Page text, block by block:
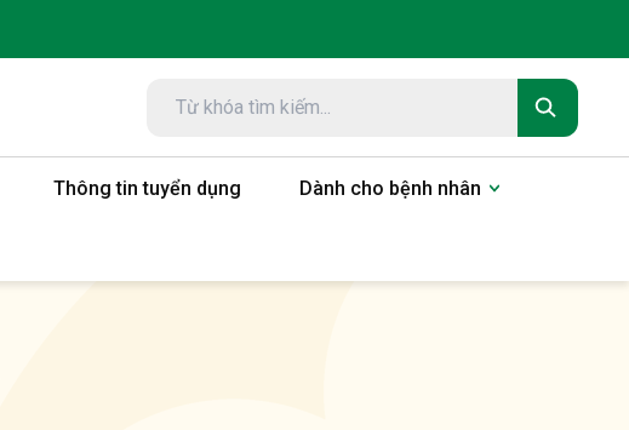
Thông tin tuyển dụng Dành cho bệnh nhân